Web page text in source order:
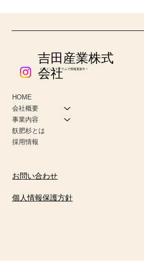
吉田産業株式
会社
公式インスタグラムで情報更新中！
HOME
会社概要
事業内容
飫肥杉とは
採用情報
お問い合わせ
個人情報保護方針